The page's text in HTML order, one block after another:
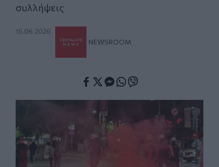
συλλήψεις
15.06.2026
NEWSROOM